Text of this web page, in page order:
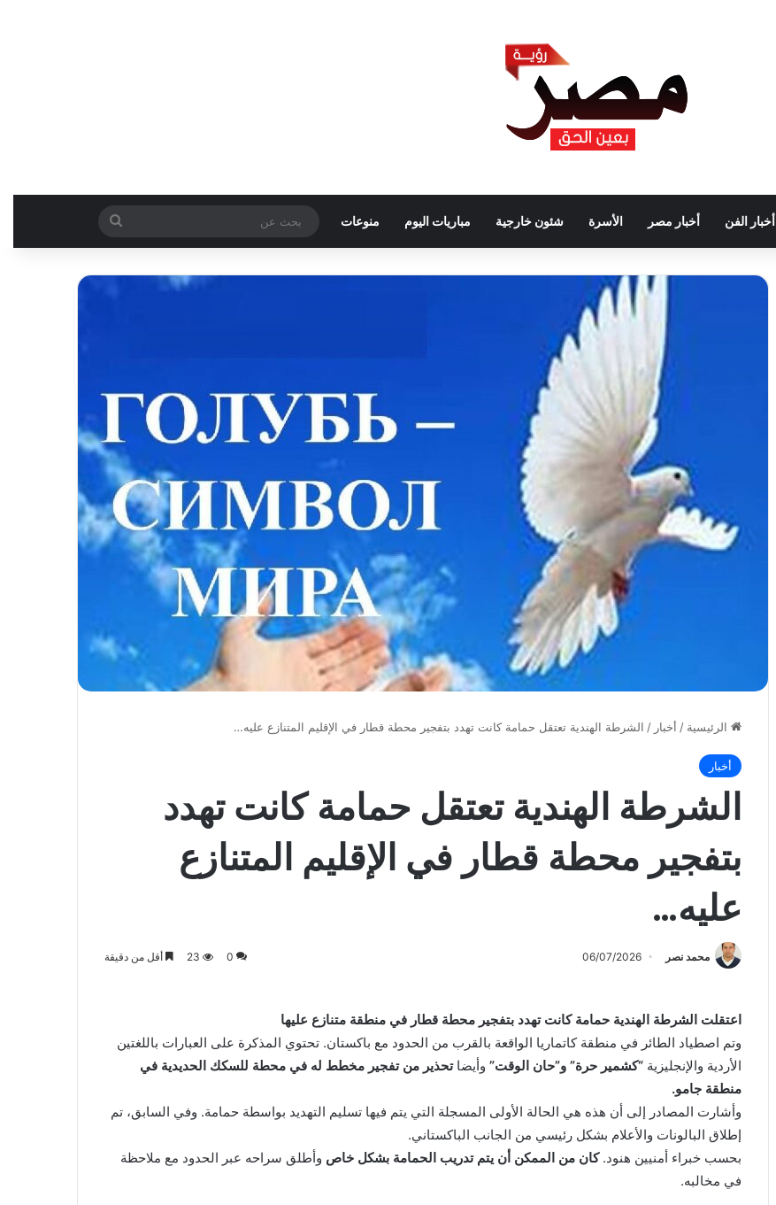
أخبار الفن أخبار مصر الأسرة شئون خارجية مباريات اليوم منوعات
بحث
عن
الرئيسية / أخبار / الشرطة الهندية تعتقل حمامة كانت تهدد بتفجير محطة قطار في الإقليم المتنازع عليه…
أخبار
الشرطة الهندية تعتقل حمامة كانت تهدد
بتفجير محطة قطار في الإقليم المتنازع
عليه…
محمد نصر 06/07/2026
0
23 أقل من دقيقة
اعتقلت الشرطة الهندية حمامة كانت تهدد بتفجير محطة قطار في منطقة متنازع عليها
وتم اصطياد الطائر في منطقة كاتماريا الواقعة بالقرب من الحدود مع باكستان. تحتوي المذكرة على العبارات باللغتين
الأردية والإنجليزية “كشمير حرة” و”حان الوقت” وأيضا تحذير من تفجير مخطط له في محطة للسكك الحديدية في
منطقة جامو.
وأشارت المصادر إلى أن هذه هي الحالة الأولى المسجلة التي يتم فيها تسليم التهديد بواسطة حمامة. وفي السابق، تم
إطلاق البالونات والأعلام بشكل رئيسي من الجانب الباكستاني.
بحسب خبراء أمنيين هنود.كان من الممكن أن يتم تدريب الحمامة بشكل خاص وأطلق سراحه عبر الحدود مع ملاحظة
في مخالبه.